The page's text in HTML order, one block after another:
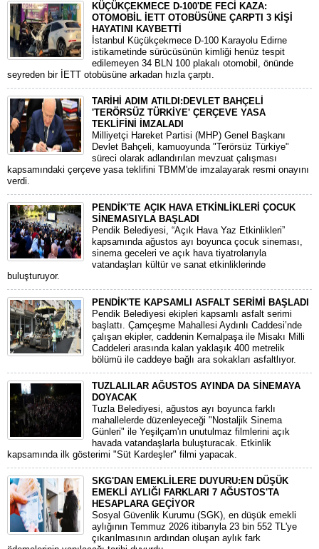
KÜÇÜKÇEKMECE D-100'DE FECİ KAZA:
OTOMOBİL İETT OTOBÜSÜNE ÇARPTI 3 KİŞİ
HAYATINI KAYBETTİ
​İstanbul Küçükçekmece D-100 Karayolu Edirne
istikametinde sürücüsünün kimliği henüz tespit
edilemeyen 34 BLN 100 plakalı otomobil, önünde
seyreden bir İETT otobüsüne arkadan hızla çarptı.
TARİHİ ADIM ATILDI:DEVLET BAHÇELİ
'TERÖRSÜZ TÜRKİYE' ÇERÇEVE YASA
TEKLİFİNİ İMZALADI
​Milliyetçi Hareket Partisi (MHP) Genel Başkanı
Devlet Bahçeli, kamuoyunda "Terörsüz Türkiye"
süreci olarak adlandırılan mevzuat çalışması
kapsamındaki çerçeve yasa teklifini TBMM'de imzalayarak resmi onayını
verdi.
PENDİK'TE AÇIK HAVA ETKİNLİKLERİ ÇOCUK
SİNEMASIYLA BAŞLADI
Pendik Belediyesi, “Açık Hava Yaz Etkinlikleri”
kapsamında ağustos ayı boyunca çocuk sineması,
sinema geceleri ve açık hava tiyatrolarıyla
vatandaşları kültür ve sanat etkinliklerinde
buluşturuyor.
PENDİK'TE KAPSAMLI ASFALT SERİMİ BAŞLADI
Pendik Belediyesi ekipleri kapsamlı asfalt serimi
başlattı. Çamçeşme Mahallesi Aydınlı Caddesi’nde
çalışan ekipler, caddenin Kemalpaşa ile Misakı Milli
Caddeleri arasında kalan yaklaşık 400 metrelik
bölümü ile caddeye bağlı ara sokakları asfaltlıyor.
TUZLALILAR AĞUSTOS AYINDA DA SİNEMAYA
DOYACAK
Tuzla Belediyesi, ağustos ayı boyunca farklı
mahallelerde düzenleyeceği "Nostaljik Sinema
Günleri" ile Yeşilçam'ın unutulmaz filmlerini açık
havada vatandaşlarla buluşturacak. Etkinlik
kapsamında ilk gösterimi "Süt Kardeşler" filmi yapacak.
SKG'DAN EMEKLİLERE DUYURU:EN DÜŞÜK
EMEKLİ AYLIĞI FARKLARI 7 AĞUSTOS'TA
HESAPLARA GEÇİYOR
​Sosyal Güvenlik Kurumu (SGK), en düşük emekli
aylığının Temmuz 2026 itibarıyla 23 bin 552 TL'ye
çıkarılmasının ardından oluşan aylık fark